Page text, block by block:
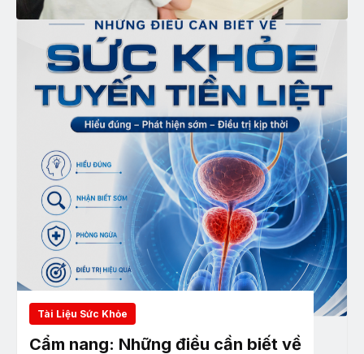
Tài Liệu Sức Khỏe
Cẩm nang: Những điều cần biết về